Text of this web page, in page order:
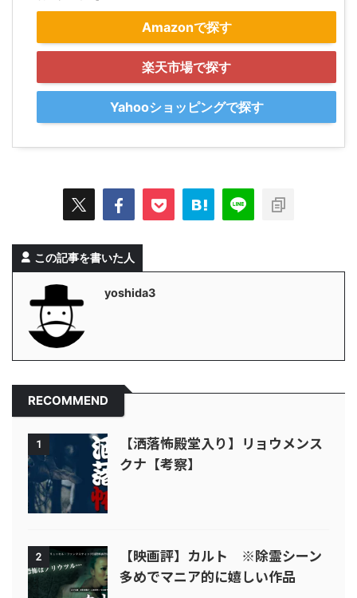
Amazonで探す
楽天市場で探す
Yahooショッピングで探す
この記事を書いた人
yoshida3
RECOMMEND
1
【洒落怖殿堂入り】リョウメンス
クナ【考察】
2
【映画評】カルト ※除霊シーン
多めでマニア的に嬉しい作品